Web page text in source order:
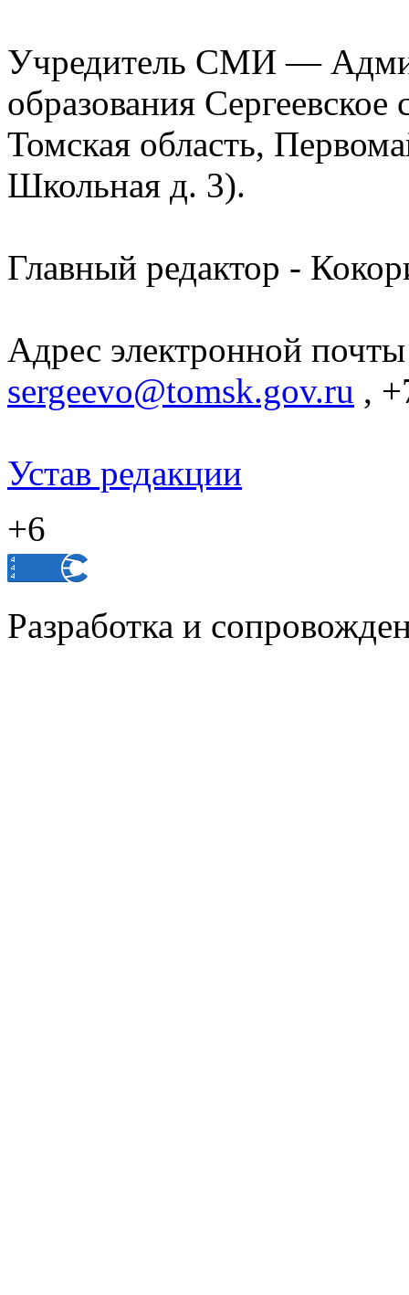
Учредитель СМИ —
образования
Томская область,
Школьная д. 3).
Главный редактор -
Адрес электронной
sergeevo@tomsk.gov.ru ,
Устав редакции
+6
Разработка и